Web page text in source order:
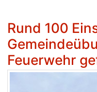
Rund 100
Feuerwehr